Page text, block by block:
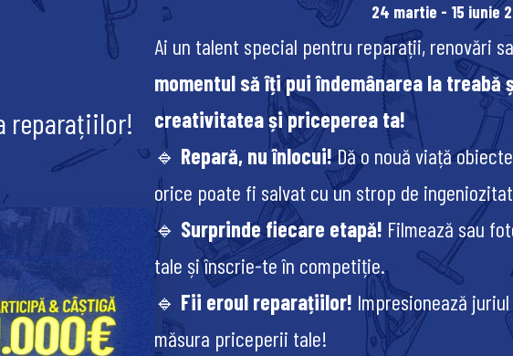
reparațiilor!
24 martie - 15 iunie
Ai un talent special pentru reparații, renovări
momentul să îți pui îndemânarea la
creativitatea și priceperea ta!
🔹 Repară, nu înlocui!Dă o nouă viață
orice poate fi salvat cu un strop de
🔹 Surprinde fiecare etapă! Filmează sau
tale și înscrie-te în competiție.
🔹 Fii eroul reparațiilor! Impresionează
măsura priceperii tale!